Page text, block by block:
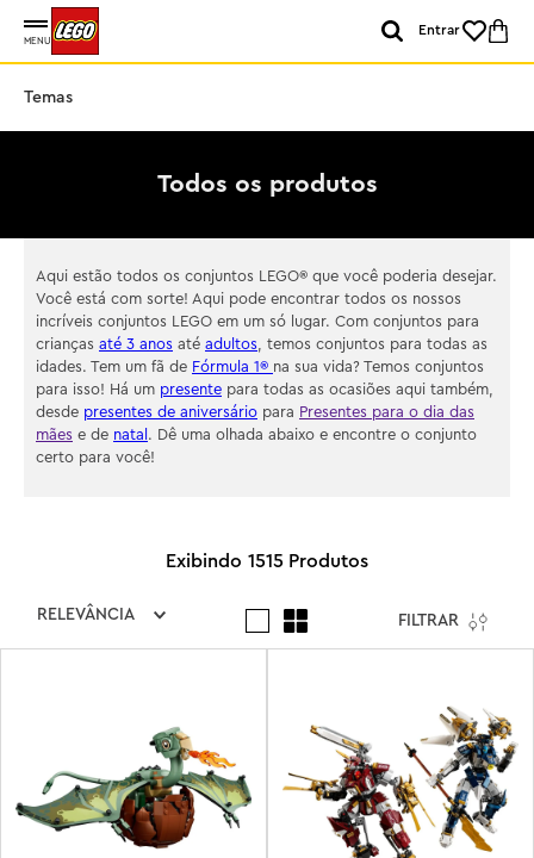
MENU
Entrar
Temas
Todos os produtos
Aqui estão todos os conjuntos LEGO® que você poderia desejar.
Você está com sorte! Aqui pode encontrar todos os nossos
incríveis conjuntos LEGO em um só lugar. Com conjuntos para
crianças até 3 anos até adultos, temos conjuntos para todas as
idades. Tem um fã de Fórmula 1® na sua vida? Temos conjuntos
para isso! Há um presente para todas as ocasiões aqui também,
desde presentes de aniversário para Presentes para o dia das
mães e de natal . Dê uma olhada abaixo e encontre o conjunto
certo para você!
1515 Produtos
RELEVÂNCIA FILTRAR